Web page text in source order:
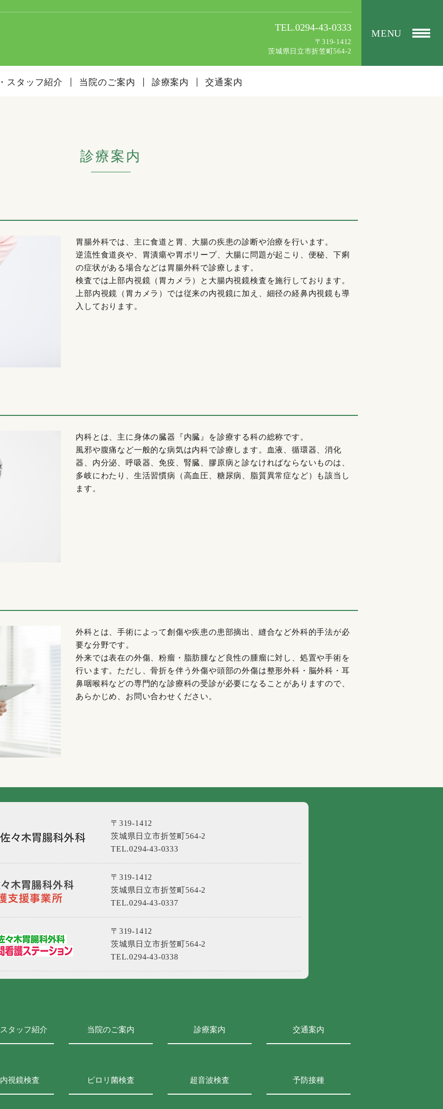
TEL.0294-43-0333
〒319-1412
茨城県日立市折笠町564-2
MENU
スタッフ紹介 当院のご案内 診療案内 交通案内
診療案内
胃腸外科では、主に食道と胃、大腸の疾患の診断や治療を行います。
逆流性食道炎や、胃潰瘍や胃ポリープ、大腸に問題が起こり、便秘、下痢
の症状がある場合などは胃腸外科で診療します。
検査では上部内視鏡（胃カメラ）と大腸内視鏡検査を施行しております。
上部内視鏡（胃カメラ）では従来の内視鏡に加え、細径の経鼻内視鏡も導
入しております。
内科とは、主に身体の臓器『内臓』を診療する科の総称です。
風邪や腹痛など一般的な病気は内科で診療します。血液、循環器、消化
器、内分泌、呼吸器、免疫、腎臓、膠原病と診なければならないものは、
多岐にわたり、生活習慣病（高血圧、糖尿病、脂質異常症など）も該当し
ます。
外科とは、手術によって創傷や疾患の患部摘出、縫合など外科的手法が必
要な分野です。
外来では表在の外傷、粉瘤・脂肪腫など良性の腫瘤に対し、処置や手術を
行います。ただし、骨折を伴う外傷や頭部の外傷は整形外科・脳外科・耳
鼻咽喉科などの専門的な診療科の受診が必要になることがありますので、
あらかじめ、お問い合わせください。
〒319-1412
茨城県日立市折笠町564-2
TEL.0294-43-0333
〒319-1412
茨城県日立市折笠町564-2
TEL.0294-43-0337
〒319-1412
茨城県日立市折笠町564-2
TEL.0294-43-0338
タッフ紹介 当院のご案内 診療案内 交通案内
視鏡検査 ピロリ菌検査 超音波検査 予防接種